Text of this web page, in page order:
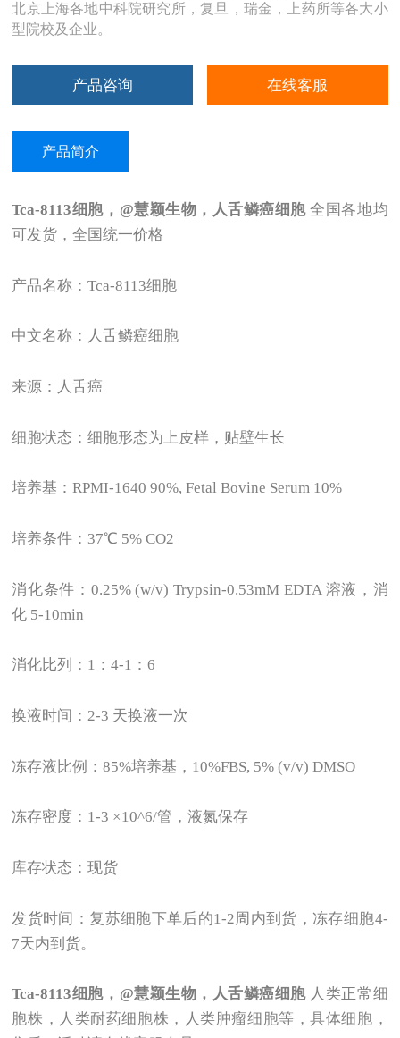
北京上海各地中科院研究所，复旦，瑞金，上药所等各大小
型院校及企业。
产品咨询 在线客服
产品简介
Tca-8113细胞，@慧颖生物，人舌鳞癌细胞全国各地均
可发货，全国统一价格
产品名称：Tca-8113细胞
中文名称：人舌鳞癌细胞
来源：人舌癌
细胞状态：细胞形态为上皮样，贴壁生长
培养基：RPMI-1640 90%, Fetal Bovine Serum 10%
培养条件：37℃ 5% CO2
消化条件：0.25% (w/v) Trypsin-0.53mM EDTA 溶液，消
化 5-10min
消化比列：1：4-1：6
换液时间：2-3 天换液一次
冻存液比例：85%培养基，10%FBS, 5% (v/v) DMSO
冻存密度：1-3 ×10^6/管，液氮保存
库存状态：现货
发货时间：复苏细胞下单后的1-2周内到货，冻存细胞4-
7天内到货。
Tca-8113细胞，@慧颖生物，人舌鳞癌细胞人类正常细
胞株，人类耐药细胞株，人类肿瘤细胞等，具体细胞，